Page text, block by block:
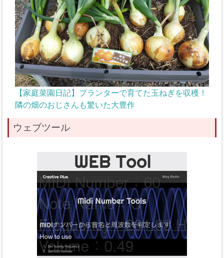
【家庭菜園日記】プランターで育てた玉ねぎを収穫！
隣の畑のおじさんも驚いた大豊作
ウェブツール